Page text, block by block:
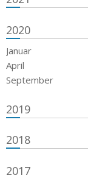
2020
Januar
April
September
2019
2018
2017